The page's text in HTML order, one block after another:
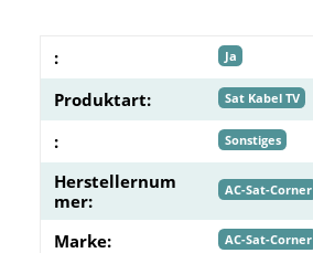
: Ja
Produktart: Sat Kabel TV
: Sonstiges
Herstellernum
mer:
AC-Sat-Corner
Marke: AC-Sat-Corner